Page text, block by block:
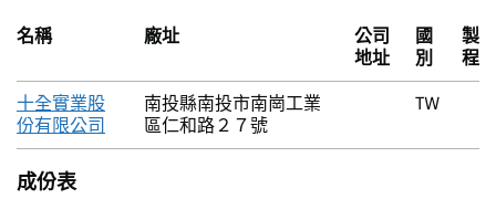
名稱 廠址
公司
地址
國
別
製
程
十全實業股
份有限公司
南投縣南投市南崗工業
區仁和路２７號
TW
成份表